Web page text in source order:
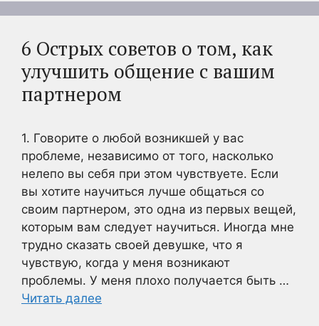
6 Острых советов о том, как
улучшить общение с вашим
партнером
1. Говорите о любой возникшей у вас
проблеме, независимо от того, насколько
нелепо вы себя при этом чувствуете. Если
вы хотите научиться лучше общаться со
своим партнером, это одна из первых вещей,
которым вам следует научиться. Иногда мне
трудно сказать своей девушке, что я
чувствую, когда у меня возникают
проблемы. У меня плохо получается быть …
Читать далее